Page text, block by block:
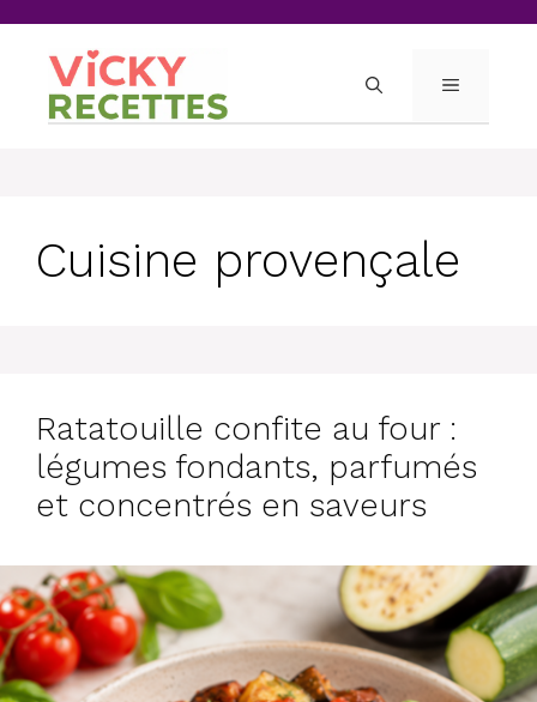
content
MENU
Cuisine provençale
Ratatouille confite au four :
légumes fondants, parfumés
et concentrés en saveurs